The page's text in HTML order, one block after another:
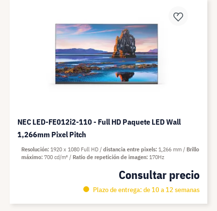
NEC LED-FE012i2-110 - Full HD Paquete LED Wall
1,266mm Pixel Pitch
Consultar precio
Plazo de entrega: de 10 a 12 semanas
Resolución 1920 x 1080 Full HD distancia entre pixels 1,266 mm
Brillo
máximo 700 cd/m² Ratio de repetición de imagen 170Hz